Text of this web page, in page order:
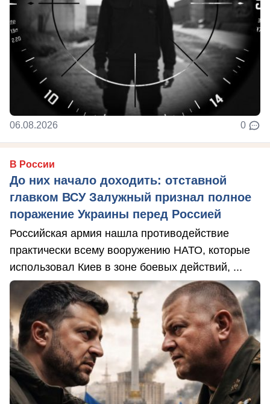
06.08.2026 0
В России
До них начало доходить: отставной
главком ВСУ Залужный признал полное
поражение Украины перед Россией
Российская армия нашла противодействие
практически всему вооружению НАТО, которые
использовал Киев в зоне боевых действий, ...